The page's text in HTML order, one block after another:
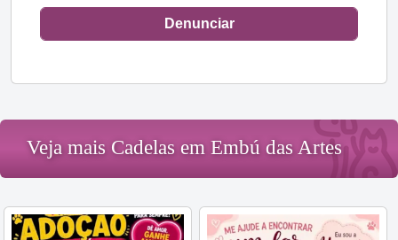
Denunciar
Veja mais Cadelas em Embú das Artes